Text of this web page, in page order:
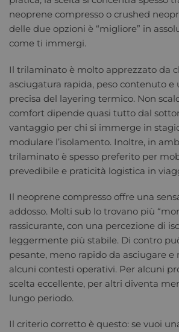
neoprene compresso o crushed
delle due opzioni è “migliore” in
come ti immergi.
Il trilaminato è molto apprezzato da
asciugatura rapida, peso contenuto e
precisa del layering termico. Non
comfort dipende quasi tutto dal
vantaggio per chi si immerge in
modulare l’isolamento. Inoltre, in
trilaminato è spesso preferito per
prevedibile e praticità logistica in
Il neoprene compresso offre una
addosso. Molti sub lo trovano più
rassicurante, con una percezione di
leggermente più stabile. Di contro
pesante, meno rapido da asciugare e
alcuni contesti operativi. Per alcuni
scelta eccellente, per altri diventa
lungo periodo.
Il criterio corretto è questo: se vuoi